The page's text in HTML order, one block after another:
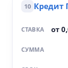
10 Кредит
от